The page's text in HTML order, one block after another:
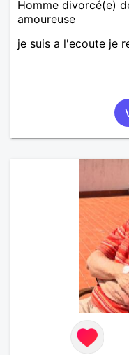
Homme divorcé(e)
amoureuse
je suis a l'ecoute je